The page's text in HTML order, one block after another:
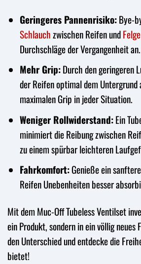
Geringeres Pannenrisiko:Bye-
Schlauchzwischen Reifen undFelge
Durchschläge der Vergangenheit an.
Mehr Grip:Durch den geringeren
der Reifen optimal dem
maximalen Grip in jeder Situation.
Weniger Rollwiderstand:Ein
minimiert die Reibung zwischen
zu einem spürbar leichteren
Fahrkomfort:Genieße ein
Reifen Unebenheiten besser
Mit dem Muc-Off Tubeless Ventilset
ein Produkt, sondern in ein völlig neues
den Unterschied und entdecke die
bietet!